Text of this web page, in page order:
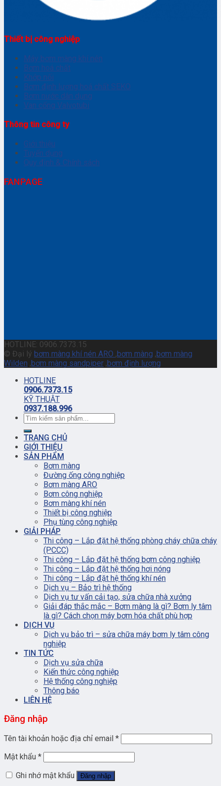
Thiết bị công nghiệp
Máy bơm màng khí nén
Bơm hoá chất
Khớp nối
Bơm định lượng hoá chất SEKO
Bơm nước dân dụng
Van cổng Valvotubi
Thông tin công ty
Giới thiệu
Tuyển dụng
Quy định & Chính sách
FANPAGE
HOTLINE: 0906.7373.15
© Đại lý bơm màng khí nén ARO ,bơm màng ,bơm màng
Wilden ,bơm màng sandpiper ,bơm định lượng
HOTLINE
0906.7373.15
KỸ THUẬT
0937.188.996
TRANG CHỦ
GIỚI THIỆU
SẢN PHẨM
Bơm màng
Đường ống công nghiệp
Bơm màng ARO
Bơm công nghiệp
Bơm màng khí nén
Thiết bị công nghiệp
Phụ tùng công nghiệp
GIẢI PHÁP
Thi công – Lắp đặt hệ thống phòng cháy chữa cháy
(PCCC)
Thi công – Lắp đặt hệ thống bơm công nghiệp
Thi công – Lắp đặt hệ thống hơi nóng
Thi công – Lắp đặt hệ thống khí nén
Dịch vụ – Bảo trì hệ thống
Dịch vụ tư vấn cải tạo, sửa chữa nhà xưởng
Giải đáp thắc mắc – Bơm màng là gì? Bơm ly tâm
là gì? Cách chọn máy bơm hóa chất phù hợp
DỊCH VỤ
Dịch vụ bảo trì – sửa chữa máy bơm ly tâm công
nghiệp
TIN TỨC
Dịch vụ sửa chữa
Kiến thức công nghiệp
Hệ thống công nghiệp
Thông báo
LIÊN HỆ
Đăng nhập
Tên tài khoản hoặc địa chỉ email *
Mật khẩu *
Ghi nhớ mật khẩu
Đăng nhập